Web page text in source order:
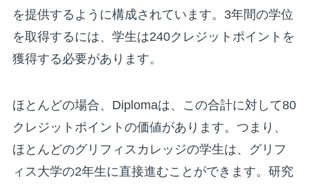
を提供するように構成されています。3年間の学位
を取得するには、学生は240クレジットポイントを
獲得する必要があります。
ほとんどの場合、Diplomaは、この合計に対して80
クレジットポイントの価値があります。つまり、
ほとんどのグリフィスカレッジの学生は、グリフ
ィス大学の2年生に直接進むことができます。研究